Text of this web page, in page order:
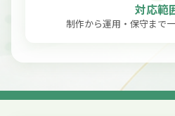
対応範
制作から運用・保守まで